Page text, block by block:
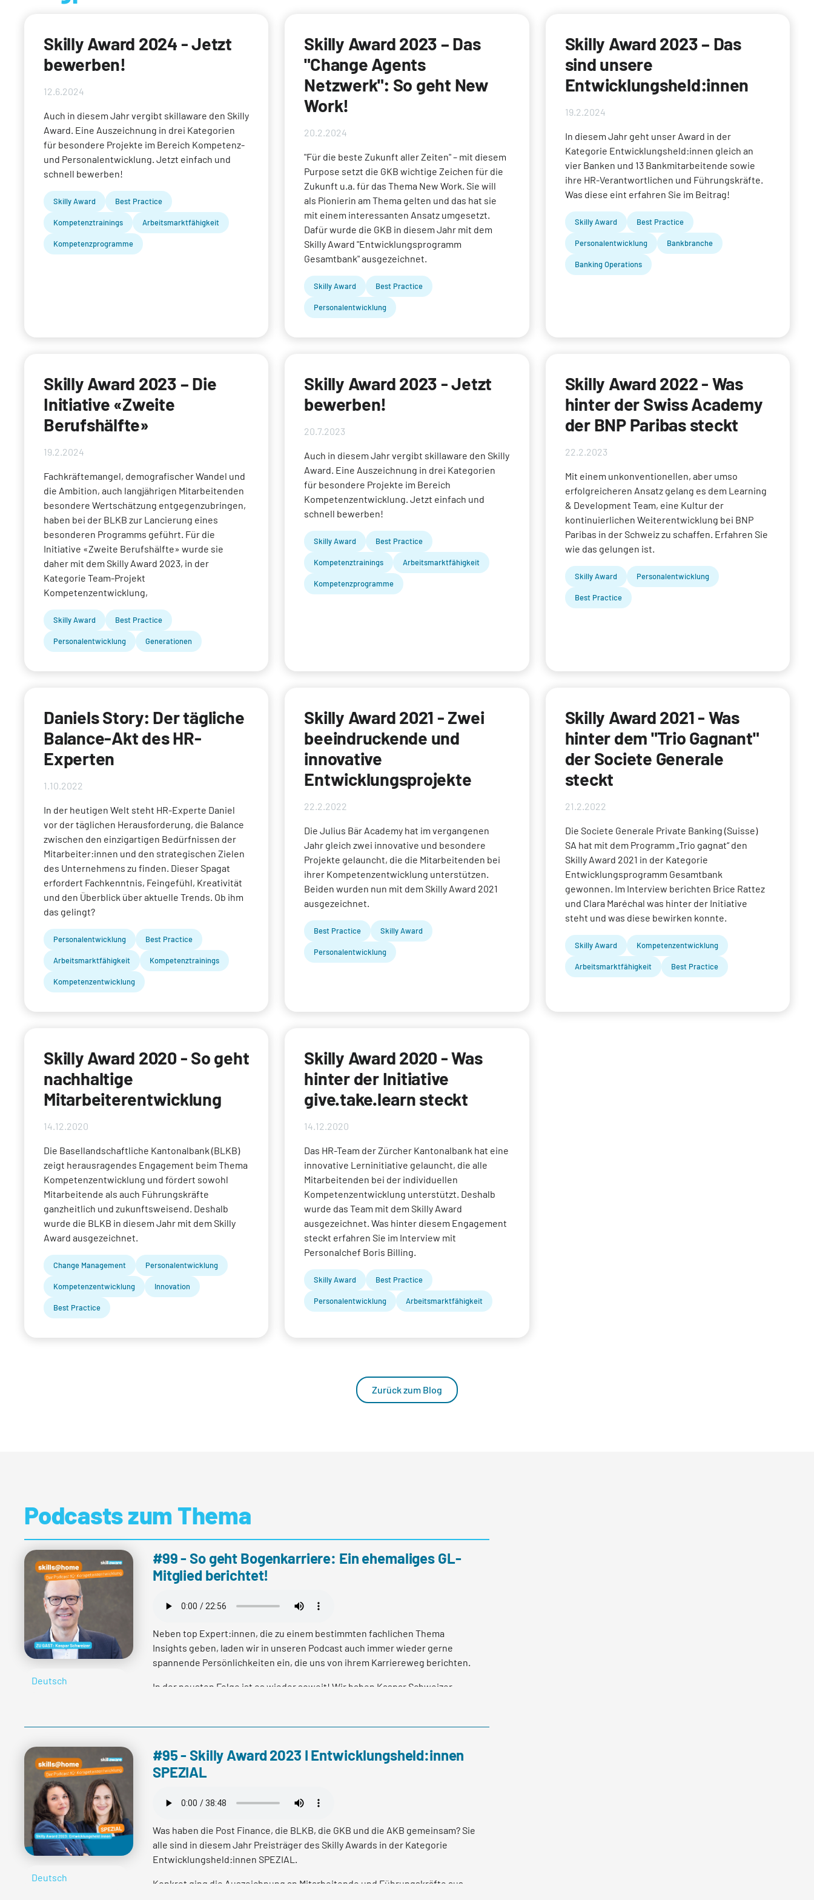
Skilly Award 2024 - Jetzt
bewerben!
12.6.2024
Auch in diesem Jahr vergibt skillaware den Skilly
Award. Eine Auszeichnung in drei Kategorien
für besondere Projekte im Bereich Kompetenz-
und Personalentwicklung. Jetzt einfach und
schnell bewerben!
Skilly Award Best Practice
Kompetenztrainings Arbeitsmarktfähigkeit
Kompetenzprogramme
Skilly Award 2023 – Das
"Change Agents
Netzwerk": So geht New
Work!
20.2.2024
"Für die beste Zukunft aller Zeiten" – mit diesem
Purpose setzt die GKB wichtige Zeichen für die
Zukunft u.a. für das Thema New Work. Sie will
als Pionierin am Thema gelten und das hat sie
mit einem interessanten Ansatz umgesetzt.
Dafür wurde die GKB in diesem Jahr mit dem
Skilly Award "Entwicklungsprogramm
Gesamtbank" ausgezeichnet.
Skilly Award Best Practice
Personalentwicklung
Skilly Award 2023 – Das
sind unsere
Entwicklungsheld:innen
19.2.2024
In diesem Jahr geht unser Award in der
Kategorie Entwicklungsheld:innen gleich an
vier Banken und 13 Bankmitarbeitende sowie
ihre HR-Verantwortlichen und Führungskräfte.
Was diese eint erfahren Sie im Beitrag!
Skilly Award Best Practice
Personalentwicklung Bankbranche
Banking Operations
Skilly Award 2023 – Die
Initiative «Zweite
Berufshälfte»
19.2.2024
Fachkräftemangel, demografischer Wandel und
die Ambition, auch langjährigen Mitarbeitenden
besondere Wertschätzung entgegenzubringen,
haben bei der BLKB zur Lancierung eines
besonderen Programms geführt. Für die
Initiative «Zweite Berufshälfte» wurde sie
daher mit dem Skilly Award 2023, in der
Kategorie Team-Projekt
Kompetenzentwicklung,
Skilly Award Best Practice
Personalentwicklung Generationen
Skilly Award 2023 - Jetzt
bewerben!
20.7.2023
Auch in diesem Jahr vergibt skillaware den Skilly
Award. Eine Auszeichnung in drei Kategorien
für besondere Projekte im Bereich
Kompetenzentwicklung. Jetzt einfach und
schnell bewerben!
Skilly Award Best Practice
Kompetenztrainings Arbeitsmarktfähigkeit
Kompetenzprogramme
Skilly Award 2022 - Was
hinter der Swiss Academy
der BNP Paribas steckt
22.2.2023
Mit einem unkonventionellen, aber umso
erfolgreicheren Ansatz gelang es dem Learning
& Development Team, eine Kultur der
kontinuierlichen Weiterentwicklung bei BNP
Paribas in der Schweiz zu schaffen. Erfahren Sie
wie das gelungen ist.
Skilly Award Personalentwicklung
Best Practice
Daniels Story: Der tägliche
Balance-Akt des HR-
Experten
1.10.2022
In der heutigen Welt steht HR-Experte Daniel
vor der täglichen Herausforderung, die Balance
zwischen den einzigartigen Bedürfnissen der
Mitarbeiter:innen und den strategischen Zielen
des Unternehmens zu finden. Dieser Spagat
erfordert Fachkenntnis, Feingefühl, Kreativität
und den Überblick über aktuelle Trends. Ob ihm
das gelingt?
Personalentwicklung Best Practice
Arbeitsmarktfähigkeit Kompetenztrainings
Kompetenzentwicklung
Skilly Award 2021 - Zwei
beeindruckende und
innovative
Entwicklungsprojekte
22.2.2022
Die Julius Bär Academy hat im vergangenen
Jahr gleich zwei innovative und besondere
Projekte gelauncht, die die Mitarbeitenden bei
ihrer Kompetenzentwicklung unterstützen.
Beiden wurden nun mit dem Skilly Award 2021
ausgezeichnet.
Best Practice Skilly Award
Personalentwicklung
Skilly Award 2021 - Was
hinter dem "Trio Gagnant"
der Societe Generale
steckt
21.2.2022
Die Societe Generale Private Banking (Suisse)
SA hat mit dem Programm „Trio gagnat“ den
Skilly Award 2021 in der Kategorie
Entwicklungsprogramm Gesamtbank
gewonnen. Im Interview berichten Brice Rattez
und Clara Maréchal was hinter der Initiative
steht und was diese bewirken konnte.
Skilly Award Kompetenzentwicklung
Arbeitsmarktfähigkeit Best Practice
Skilly Award 2020 - So geht
nachhaltige
Mitarbeiterentwicklung
14.12.2020
Die Basellandschaftliche Kantonalbank (BLKB)
zeigt herausragendes Engagement beim Thema
Kompetenzentwicklung und fördert sowohl
Mitarbeitende als auch Führungskräfte
ganzheitlich und zukunftsweisend. Deshalb
wurde die BLKB in diesem Jahr mit dem Skilly
Award ausgezeichnet.
Change Management Personalentwicklung
Kompetenzentwicklung Innovation
Best Practice
Skilly Award 2020 - Was
hinter der Initiative
give.take.learn steckt
14.12.2020
Das HR-Team der Zürcher Kantonalbank hat eine
innovative Lerninitiative gelauncht, die alle
Mitarbeitenden bei der individuellen
Kompetenzentwicklung unterstützt. Deshalb
wurde das Team mit dem Skilly Award
ausgezeichnet. Was hinter diesem Engagement
steckt erfahren Sie im Interview mit
Personalchef Boris Billing.
Skilly Award Best Practice
Personalentwicklung Arbeitsmarktfähigkeit
Zurück zum Blog
Podcasts zum Thema
Deutsch
#99 - So geht Bogenkarriere: Ein ehemaliges GL-
Mitglied berichtet!
Neben top Expert:innen, die zu einem bestimmten fachlichen Thema
Insights geben, laden wir in unseren Podcast auch immer wieder gerne
spannende Persönlichkeiten ein, die uns von ihrem Karriereweg berichten.
In der neusten Folge ist es wieder soweit! Wir haben Kaspar Schweizer
Interview hat er uns verraten wie ihm das gelungen ist, warum ihm dieser
Sie haben Fragen, Anmerkungen oder Feedback zu unserem Podcast? Wir
Besuchen Sie gerne auch unsere Website:
viewAsMember=true
Deutsch
#95 - Skilly Award 2023 I Entwicklungsheld:innen
SPEZIAL
Was haben die Post Finance, die BLKB, die GKB und die AKB gemeinsam? Sie
alle sind in diesem Jahr Preisträger des Skilly Awards in der Kategorie
Entwicklungsheld:innen SPEZIAL.
Konkret ging die Auszeichnung an Mitarbeitende und Führungskräfte aus